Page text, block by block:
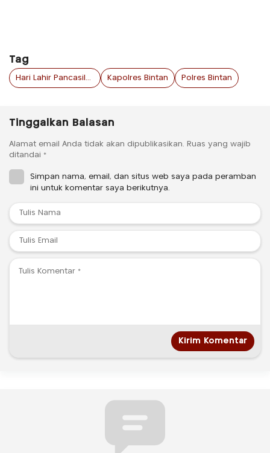
Tag
Kapolres Bintan Polres Bintan
Tinggalkan Balasan
Alamat email Anda tidak akan dipublikasikan.
Ruas yang wajib
ditandai *
Simpan nama, email, dan situs web saya pada peramban
ini untuk komentar saya berikutnya.